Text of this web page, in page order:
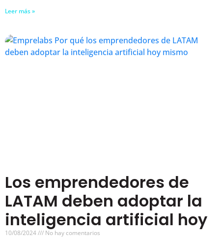
Leer más »
Los emprendedores de
LATAM deben adoptar la
inteligencia artificial hoy
10/08/2024 No hay comentarios